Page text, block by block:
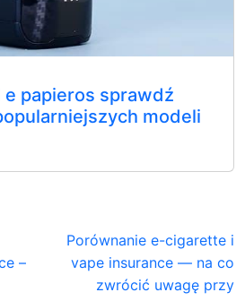
e papieros sprawdź
modeli
–
Porównanie e-cigarette i
vape insurance — na co
zwrócić uwagę przy